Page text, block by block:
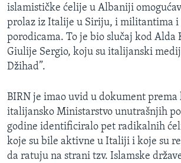
islamističke ćelije u Albaniji
prolaz iz Italije u Siriju, i militantima
porodicama. To je bio slučaj kod Alda
Giulije Sergio, koju su italijanski
Džihad”.
BIRN je imao uvid u dokument prema
italijansko Ministarstvo unutrašnjih
godine identificiralo pet radikalnih
koje su bile aktivne u Italiji i koje su
da ratuju na strani tzv. Islamske